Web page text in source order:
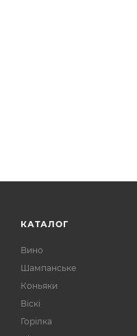
КАТАЛОГ
Вино
Шампанське
Коньяки
Віскі
Горілка